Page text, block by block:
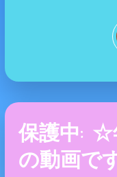
保護中:
の動画で